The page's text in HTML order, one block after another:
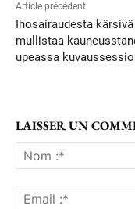
Article précédent
Ihosairaudesta
mullistaa
upeassa
LAISSER UN